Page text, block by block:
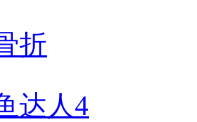
折
达人4